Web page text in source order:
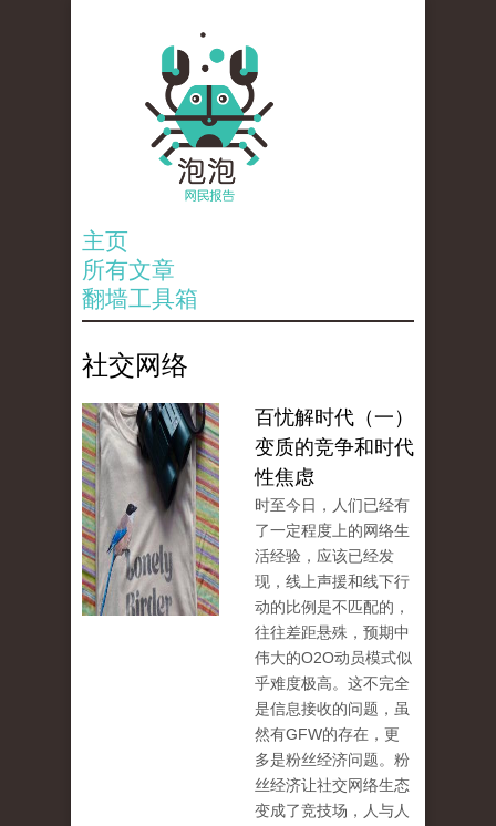
主页
所有文章
翻墙工具箱
社交网络
百忧解时代（一）
变质的竞争和时代
性焦虑
时至今日，人们已经有
了一定程度上的网络生
活经验，应该已经发
现，线上声援和线下行
动的比例是不匹配的，
往往差距悬殊，预期中
伟大的O2O动员模式似
乎难度极高。这不完全
是信息接收的问题，虽
然有GFW的存在，更
多是粉丝经济问题。粉
丝经济让社交网络生态
变成了竞技场，人与人